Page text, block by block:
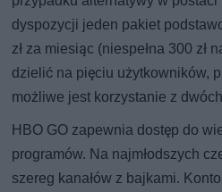
dyspozycji jeden pakiet
zł za miesiąc (niespełna 300 zł
dzielić na pięciu użytkowników,
możliwe jest korzystanie z
HBO GO zapewnia dostęp do
programów. Na najmłodszych
szereg kanałów z bajkami.